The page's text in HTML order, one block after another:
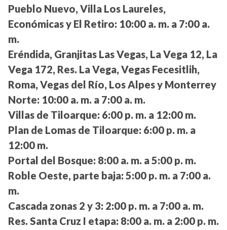
Pueblo Nuevo, Villa Los Laureles,
Económicas y El Retiro: 10:00 a. m. a 7:00 a.
m.
Eréndida, Granjitas Las Vegas, La Vega 12, La
Vega 172, Res. La Vega, Vegas Fecesitlih,
Roma, Vegas del Río, Los Alpes y Monterrey
Norte: 10:00 a. m. a 7:00 a. m.
Villas de Tiloarque: 6:00 p. m. a 12:00 m.
Plan de Lomas de Tiloarque: 6:00 p. m. a
12:00 m.
Portal del Bosque: 8:00 a. m. a 5:00 p. m.
Roble Oeste, parte baja: 5:00 p. m. a 7:00 a.
m.
Cascada zonas 2 y 3: 2:00 p. m. a 7:00 a. m.
Res. Santa Cruz I etapa: 8:00 a. m. a 2:00 p. m.